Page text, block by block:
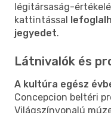
légitársaság-
kattintással
jegyedet.
Látnivalók és
A kultúra egész
Concepcion beltéri
Világszínvonalú